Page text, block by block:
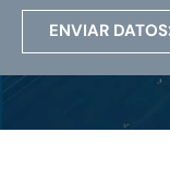
ENVIAR DATOS